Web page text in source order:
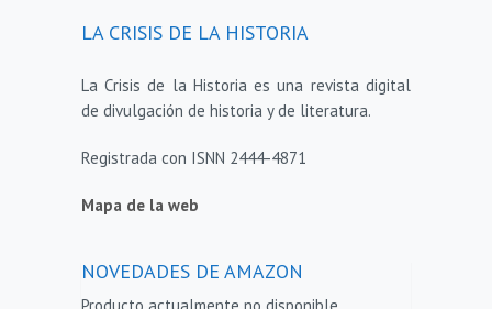
LA CRISIS DE LA HISTORIA
La Crisis de la Historia es una revista digital
de divulgación de historia y de literatura.
Registrada con ISNN 2444-4871
Mapa de la web
NOVEDADES DE AMAZON